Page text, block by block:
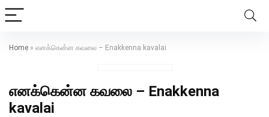
Home » எனக்கென்ன கவலை – Enakkenna kavalai
எனக்கென்ன கவலை – Enakkenna
kavalai